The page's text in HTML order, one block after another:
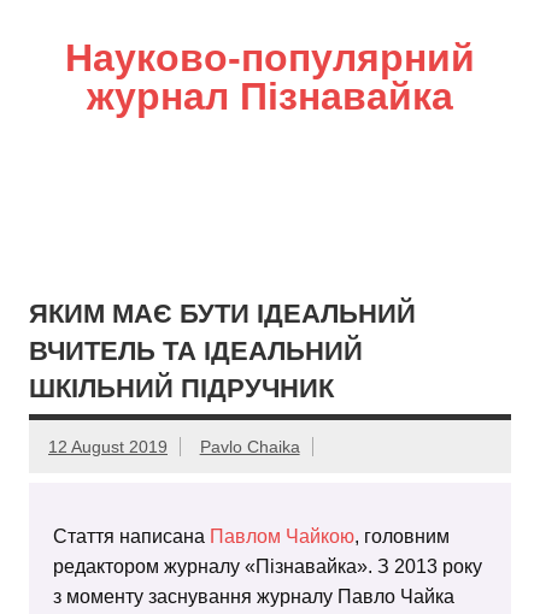
Науково-популярний
журнал Пізнавайка
ЯКИМ МАЄ БУТИ ІДЕАЛЬНИЙ
ВЧИТЕЛЬ ТА ІДЕАЛЬНИЙ
ШКІЛЬНИЙ ПІДРУЧНИК
12 August 2019 Pavlo Chaika
Стаття написана Павлом Чайкою, головним
редактором журналу «Пізнавайка». З 2013 року
з моменту заснування журналу Павло Чайка